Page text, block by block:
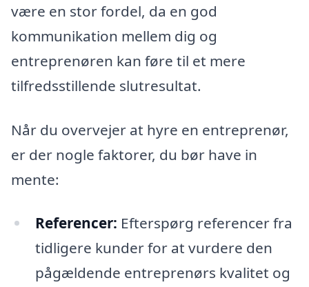
være en stor fordel, da en god
kommunikation mellem dig og
entreprenøren kan føre til et mere
tilfredsstillende slutresultat.
Når du overvejer at hyre en entreprenør,
er der nogle faktorer, du bør have in
mente:
Referencer: Efterspørg referencer fra
tidligere kunder for at vurdere den
pågældende entreprenørs kvalitet og